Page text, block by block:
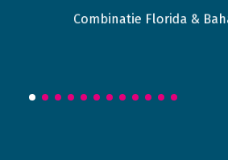
2016 Bahama's
Combinatie Florida &